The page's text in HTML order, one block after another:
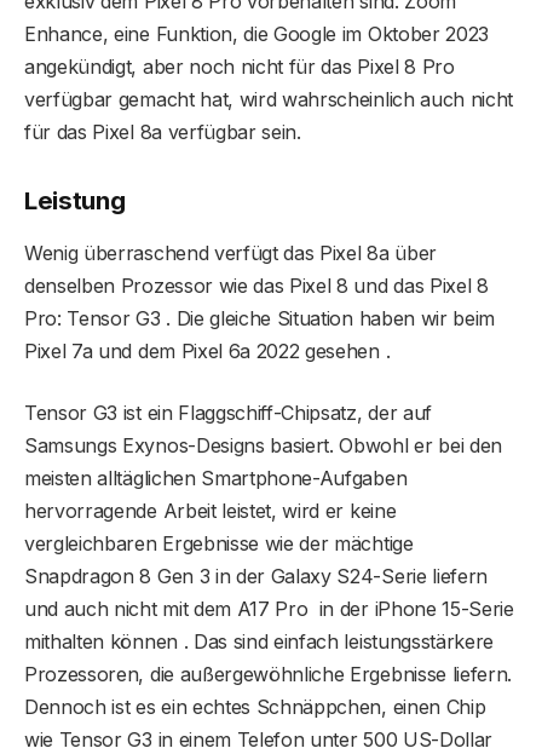
Enhance, eine Funktion, die Google im Oktober 2023
angekündigt, aber noch nicht für das Pixel 8 Pro
verfügbar gemacht hat, wird wahrscheinlich auch nicht
für das Pixel 8a verfügbar sein.
Leistung
Wenig überraschend verfügt das Pixel 8a über
denselben Prozessor wie das Pixel 8 und das Pixel 8
Pro: Tensor G3 . Die gleiche Situation haben wir beim
Pixel 7a und dem Pixel 6a 2022 gesehen .
Tensor G3 ist ein Flaggschiff-Chipsatz, der auf
Samsungs Exynos-Designs basiert. Obwohl er bei den
meisten alltäglichen Smartphone-Aufgaben
hervorragende Arbeit leistet, wird er keine
vergleichbaren Ergebnisse wie der mächtige
Snapdragon 8 Gen 3 in der Galaxy S24-Serie liefern
und auch nicht mit dem A17 Pro in der iPhone 15-Serie
mithalten können . Das sind einfach leistungsstärkere
Prozessoren, die außergewöhnliche Ergebnisse liefern.
Dennoch ist es ein echtes Schnäppchen, einen Chip
wie Tensor G3 in einem Telefon unter 500 US-Dollar